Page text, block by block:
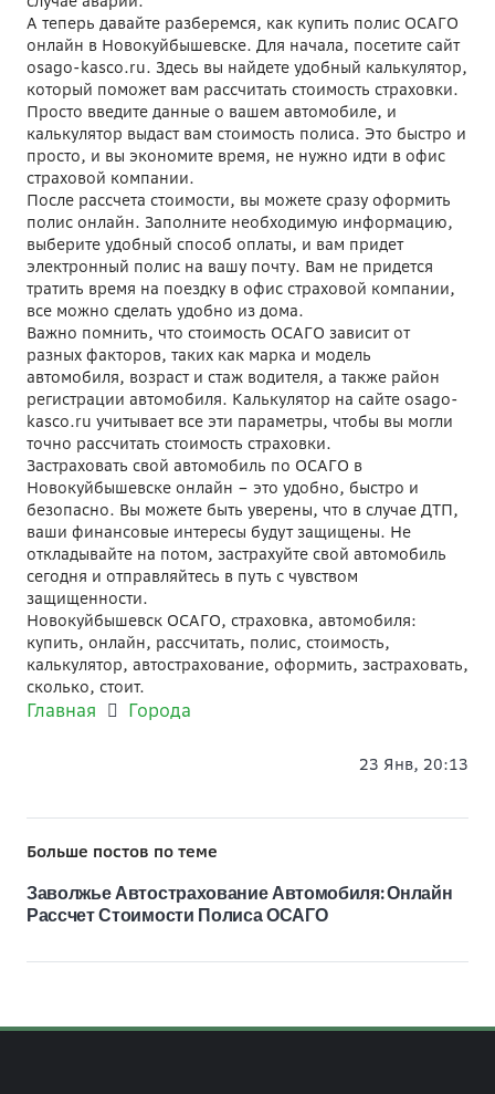
А теперь давайте разберемся, как купить полис ОСАГО
онлайн в Новокуйбышевске. Для начала, посетите сайт
osago-kasco.ru. Здесь вы найдете удобный калькулятор,
который поможет вам рассчитать стоимость страховки.
Просто введите данные о вашем автомобиле, и
калькулятор выдаст вам стоимость полиса. Это быстро и
просто, и вы экономите время, не нужно идти в офис
страховой компании.
После рассчета стоимости, вы можете сразу оформить
полис онлайн. Заполните необходимую информацию,
выберите удобный способ оплаты, и вам придет
электронный полис на вашу почту. Вам не придется
тратить время на поездку в офис страховой компании,
все можно сделать удобно из дома.
Важно помнить, что стоимость ОСАГО зависит от
разных факторов, таких как марка и модель
автомобиля, возраст и стаж водителя, а также район
регистрации автомобиля. Калькулятор на сайте osago-
kasco.ru учитывает все эти параметры, чтобы вы могли
точно рассчитать стоимость страховки.
Застраховать свой автомобиль по ОСАГО в
Новокуйбышевске онлайн – это удобно, быстро и
безопасно. Вы можете быть уверены, что в случае ДТП,
ваши финансовые интересы будут защищены. Не
откладывайте на потом, застрахуйте свой автомобиль
сегодня и отправляйтесь в путь с чувством
защищенности.
Новокуйбышевск ОСАГО, страховка, автомобиля:
купить, онлайн, рассчитать, полис, стоимость,
калькулятор, автострахование, оформить, застраховать,
сколько, стоит.
Главная Города
23 Янв, 20:13
Больше постов по теме
Заволжье Автострахование Автомобиля: Онлайн
Рассчет Стоимости Полиса ОСАГО